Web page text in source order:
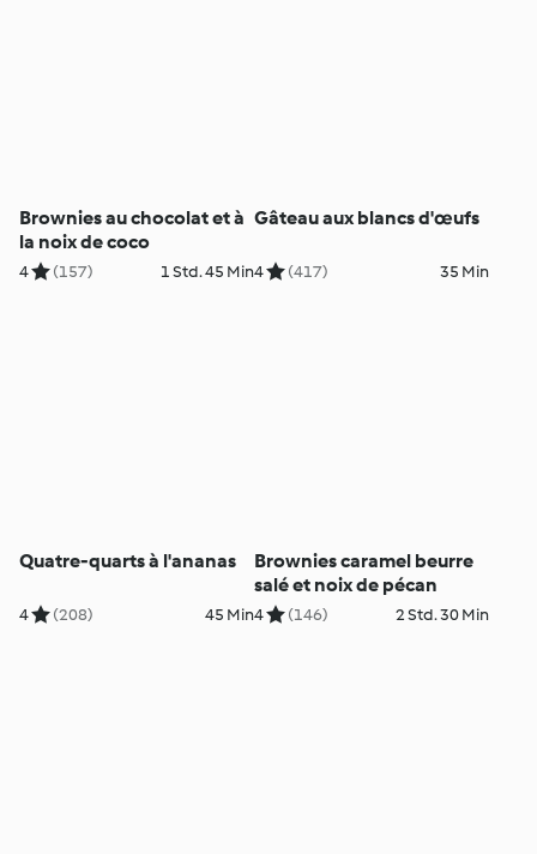
Brownies au chocolat et à
la noix de coco
4 (157) 1 Std. 45 Min
Gâteau aux blancs d'œufs
4 (417) 35 Min
Quatre-quarts à l'ananas
4 (208) 45 Min
Brownies caramel beurre
salé et noix de pécan
4 (146) 2 Std. 30 Min